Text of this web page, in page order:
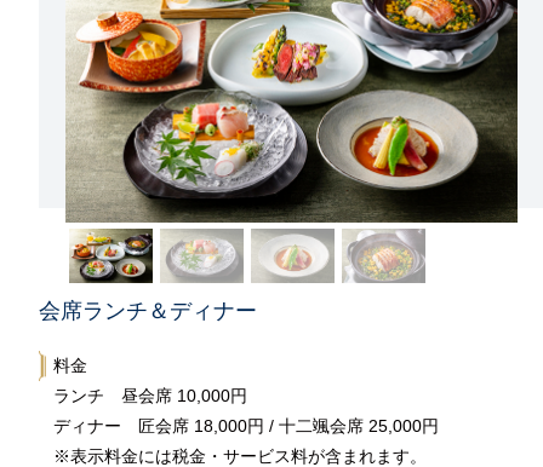
会席ランチ＆ディナー
料金
ランチ 昼会席 10,000円
ディナー 匠会席 18,000円 / 十二颯会席 25,000円
※表示料金には税金・サービス料が含まれます。